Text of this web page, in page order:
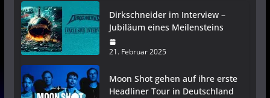
Dirkschneider im Interview –
Jubiläum eines Meilensteins
21. Februar 2025
Moon Shot gehen auf ihre erste
Headliner Tour in Deutschland